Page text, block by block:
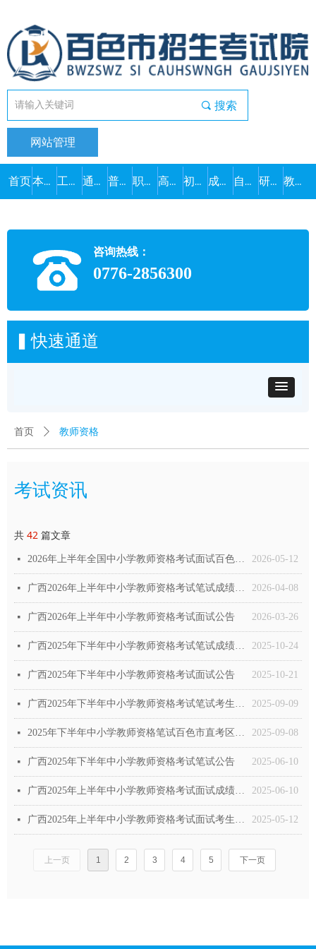
首页 本院概况 工作动态 通知公告 普通高考 职教高考 高中学考 初中学考 成人高考 自学考试 研究生考试 教师资格
끠 搜索
网站管理
咨询热线：
0776-2856300
▍快速通道
考试资讯
共 42 篇文章
2026-05-12
넷 2026年上半年全国中小学教师资格考试面试百色市考区考前温馨提示
2026-04-08
넷 广西2026年上半年中小学教师资格考试笔试成绩公布及有关事项公告
2026-03-26
넷 广西2026年上半年中小学教师资格考试面试公告
2025-10-24
넷 广西2025年下半年中小学教师资格考试笔试成绩公布及有关事项公告
2025-10-21
넷 广西2025年下半年中小学教师资格考试面试公告
2025-09-09
넷 广西2025年下半年中小学教师资格考试笔试考生注意事项和考场规则
2025-09-08
넷 2025年下半年中小学教师资格笔试百色市直考区考前温馨提示
2025-06-10
넷 广西2025年下半年中小学教师资格考试笔试公告
2025-06-10
넷 广西2025年上半年中小学教师资格考试面试成绩查询及复核公告
2025-05-12
넷 广西2025年上半年中小学教师资格考试面试考生注意事项和考场规则
上一页 1 2 3 4 5 下一页
首页 ꄲ 教师资格